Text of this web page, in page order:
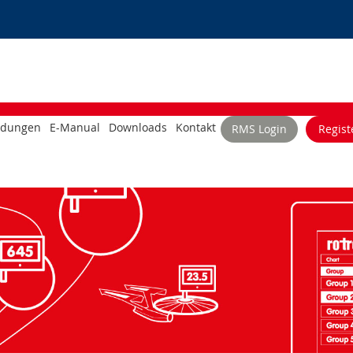
E-Manual Downloads Kontakt RMS Login